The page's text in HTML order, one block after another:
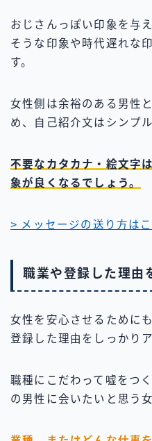
おじさんっぽい印象を与
そうな印象や時代遅れな
す。
女性側は余裕のある男性
め、自己紹介文はシンプ
不要なカタカナ・絵文字
象が良くなるでしょう。
> メッセージの送り方は
職業や登録した理由
女性を安心させるために
登録した理由をしっかり
職種にこだわって嘘をつ
の男性に会いたいと思う